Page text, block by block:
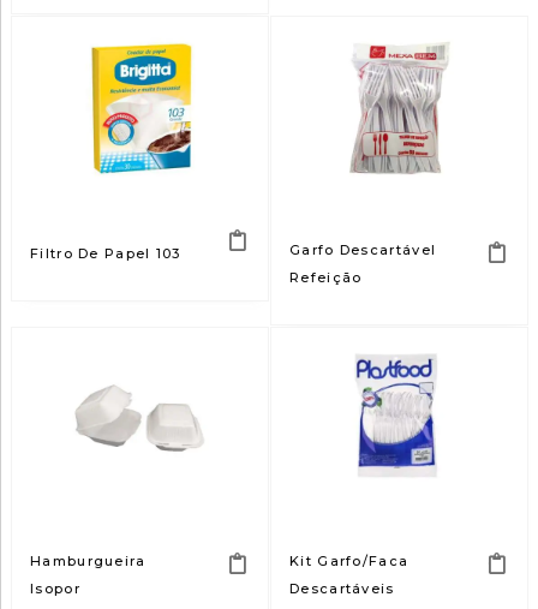
Filtro De Papel 103
Garfo Descartável
Refeição
Hamburgueira
Isopor
Kit Garfo/Faca
Descartáveis